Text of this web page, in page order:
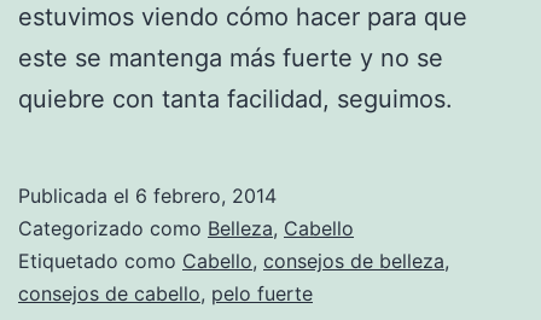
estuvimos viendo cómo hacer para que
este se mantenga más fuerte y no se
quiebre con tanta facilidad, seguimos.
Publicada el 6 febrero, 2014
Categorizado como Belleza, Cabello
Etiquetado como Cabello, consejos de belleza,
consejos de cabello, pelo fuerte